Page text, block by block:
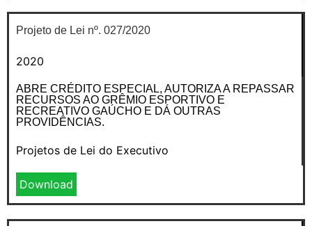
Projeto de Lei nº. 027/2020
2020
ABRE CRÉDITO ESPECIAL, AUTORIZA A REPASSAR
RECURSOS AO GRÊMIO ESPORTIVO E
RECREATIVO GAÚCHO E DÁ OUTRAS
PROVIDÊNCIAS.
Projetos de Lei do Executivo
Download